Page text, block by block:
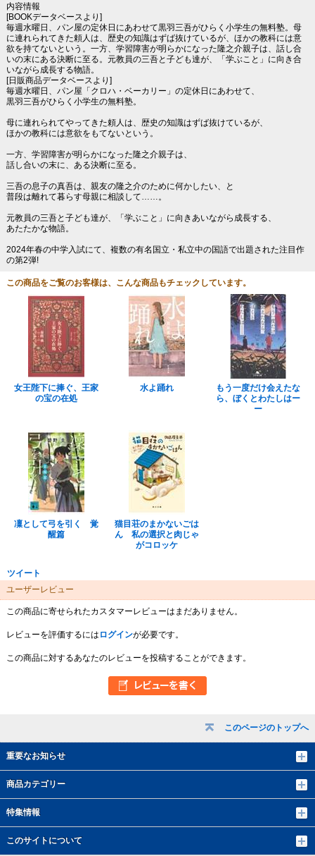
このページのトップへ
重要なお知らせ
商品カテゴリー
特集情報
このサイトについて
内容情報
[BOOKデータベースより]
毎週水曜日、パン屋の定休日にあわせて黒羽三吾がひらく小学生の無料塾。母
に連れられてきた頼人は、歴史の知識はずば抜けているが、ほかの教科には意
欲を持てないという。一方、学習障害が明らかになった隆之介親子は、話し合
いの末にある決断に至る。元教員の三吾と子ども達が、「学ぶこと」に向き合
いながら成長する物語。
[日販商品データベースより]
毎週水曜日、パン屋「クロハ・ベーカリー」の定休日にあわせて、
黒羽三吾がひらく小学生の無料塾。
母に連れられてやってきた頼人は、歴史の知識はずば抜けているが、
ほかの教科には意欲をもてないという。
一方、学習障害が明らかになった隆之介親子は、
話し合いの末に、ある決断に至る。
三吾の息子の真吾は、親友の隆之介のために何かしたい、と
普段は離れて暮らす母親に相談して……。
元教員の三吾と子ども達が、「学ぶこと」に向きあいながら成長する、
あたたかな物語。
2024年春の中学入試にて、複数の有名国立・私立中の国語で出題された注目作
の第2弾!
この商品をご覧のお客様は、こんな商品もチェックしています。
女王陛下に捧ぐ、王家
の宝の在処
水よ踊れ
もう一度だけ会えたな
ら、ぼくとわたしはー
ー
凜として弓を引く 覚
醒篇
猫目荘のまかないごは
ん 私の選択と肉じゃ
がコロッケ
ツイート
ユーザーレビュー
この商品に寄せられたカスタマーレビューはまだありません。
レビューを評価するには ログインが必要です。
この商品に対するあなたのレビューを投稿することができます。